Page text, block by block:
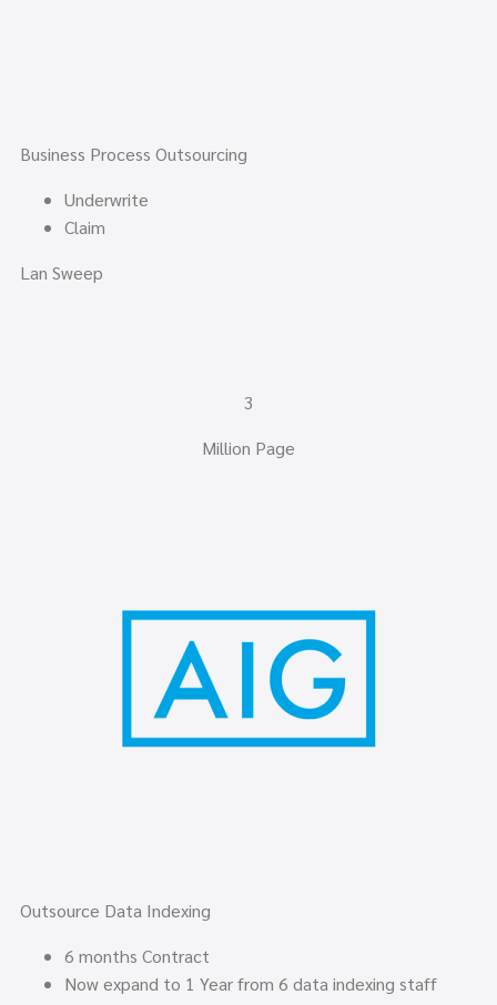
Business Process Outsourcing
Underwrite
Claim
Lan Sweep
3
Million Page
Outsource Data Indexing
6 months Contract
Now expand to 1 Year from 6 data indexing staff